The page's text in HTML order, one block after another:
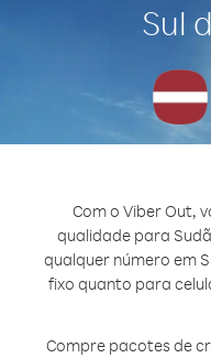
Sul
Com o Viber Out,
qualidade para
qualquer número em
fixo quanto para
Compre pacotes de